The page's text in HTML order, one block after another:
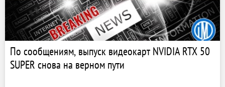
По сообщениям, выпуск видеокарт NVIDIA RTX 50
SUPER cнова на верном пути